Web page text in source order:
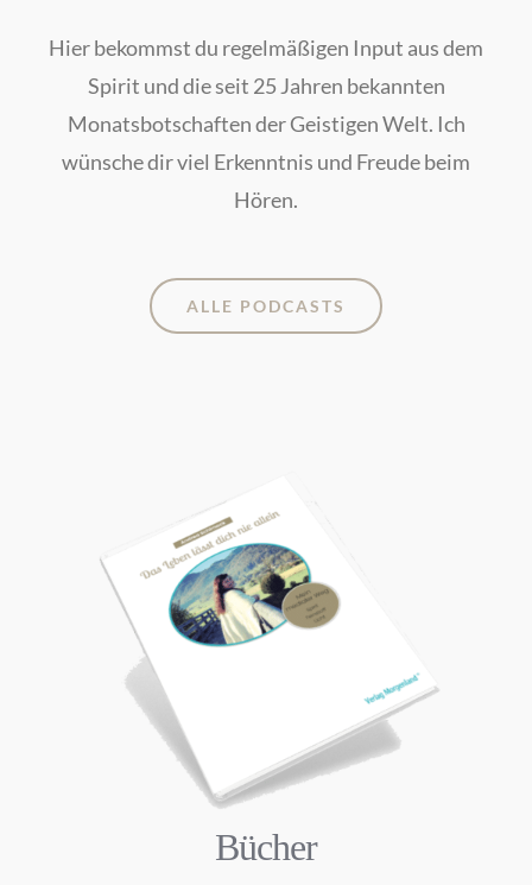
Hier bekommst du regelmäßigen Input aus dem
Spirit und die seit 25 Jahren bekannten
Monatsbotschaften der Geistigen Welt. Ich
wünsche dir viel Erkenntnis und Freude beim
Hören.
ALLE PODCASTS
Bücher